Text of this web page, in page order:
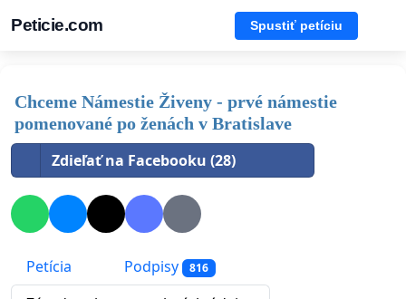
Peticie.com Spustiť petíciu
Chceme Námestie Živeny - prvé námestie
pomenované po ženách v Bratislave
Zdieľať na Facebooku (28)
Petícia Podpisy 816